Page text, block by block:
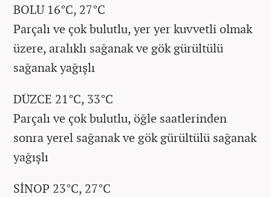
BOLU 16°C, 27°C
Parçalı ve çok bulutlu, yer yer kuvvetli olmak
üzere, aralıklı sağanak ve gök gürültülü
sağanak yağışlı
DÜZCE 21°C, 33°C
Parçalı ve çok bulutlu, öğle saatlerinden
sonra yerel sağanak ve gök gürültülü sağanak
yağışlı
SİNOP 23°C, 27°C